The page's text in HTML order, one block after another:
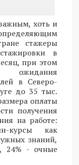
хоть и
стажеры
в
при этом
ожидания
в Северо-
до 35 тыс.
оплаты
получения
на работе:
курсы как
знаний,
24% - очные